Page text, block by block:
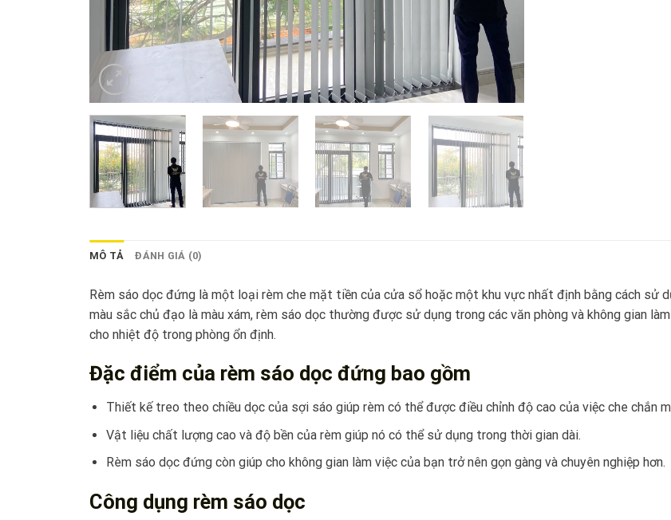
MÔ TẢ ĐÁNH GIÁ (0)
Rèm sáo dọc đứng là một loại rèm che mặt tiền của cửa sổ hoặc một khu vực nhất định bằng cách sử
màu sắc chủ đạo là màu xám, rèm sáo dọc thường được sử dụng trong các văn phòng và không gian
cho nhiệt độ trong phòng ổn định.
Đặc điểm của rèm sáo dọc đứng bao gồm
Thiết kế treo theo chiều dọc của sợi sáo giúp rèm có thể được điều chỉnh độ cao của việc che chắn
Vật liệu chất lượng cao và độ bền của rèm giúp nó có thể sử dụng trong thời gian dài.
Rèm sáo dọc đứng còn giúp cho không gian làm việc của bạn trở nên gọn gàng và chuyên nghiệp hơn.
Công dụng rèm sáo dọc